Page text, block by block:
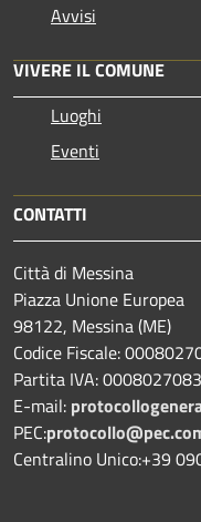
Avvisi
VIVERE IL COMUNE
Luoghi
Eventi
CONTATTI
Città di Messina
Piazza Unione Europea
98122, Messina (ME)
Codice Fiscale:
Partita IVA:
E-mail:
PEC:
Centralino Unico:+39